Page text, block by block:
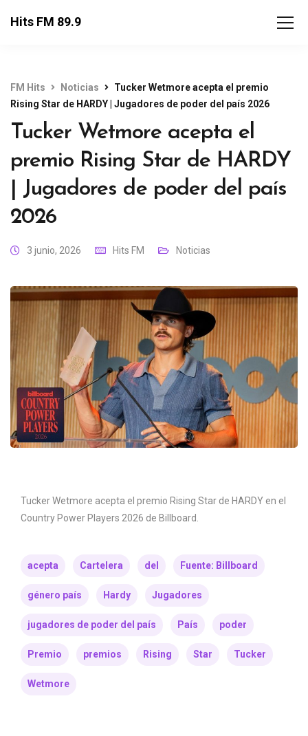
Hits FM 89.9
FM Hits Noticias
Tucker Wetmore acepta el premio
Rising Star de HARDY | Jugadores de poder del país 2026
Tucker Wetmore acepta el
premio Rising Star de HARDY
| Jugadores de poder del país
2026
3 junio, 2026 Hits FM Noticias
Tucker Wetmore acepta el premio Rising Star de HARDY en el
Country Power Players 2026 de Billboard.
acepta Cartelera del Fuente: Billboard
género país Hardy Jugadores
jugadores de poder del país País poder
Premio premios Rising Star Tucker
Wetmore